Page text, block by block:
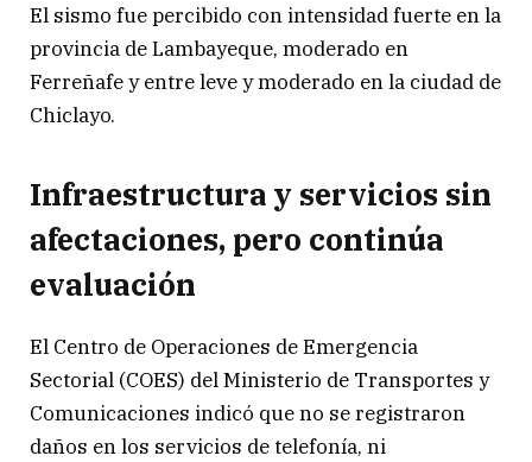
El sismo fue percibido con intensidad fuerte en la
provincia de Lambayeque, moderado en
Ferreñafe y entre leve y moderado en la ciudad de
Chiclayo.
Infraestructura y servicios sin
afectaciones, pero continúa
evaluación
El Centro de Operaciones de Emergencia
Sectorial (COES) del Ministerio de Transportes y
Comunicaciones indicó que no se registraron
daños en los servicios de telefonía, ni